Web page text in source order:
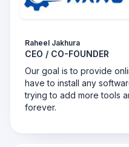
Raheel Jakhura
CEO / CO-FOUNDER
Our goal is to provide
have to install any
trying to add more tools
forever.